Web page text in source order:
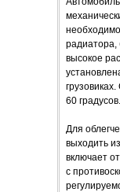
радиатора,
высокое
60 градусов.
Для
выходить
включает
с